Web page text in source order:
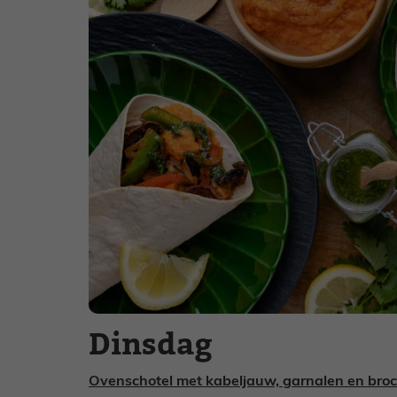
Dinsdag
Ovenschotel met kabeljauw, garnalen en